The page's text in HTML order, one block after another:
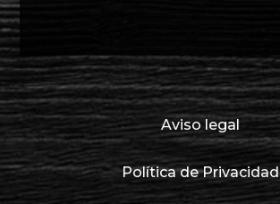
Aviso legal
Política de Privacidad